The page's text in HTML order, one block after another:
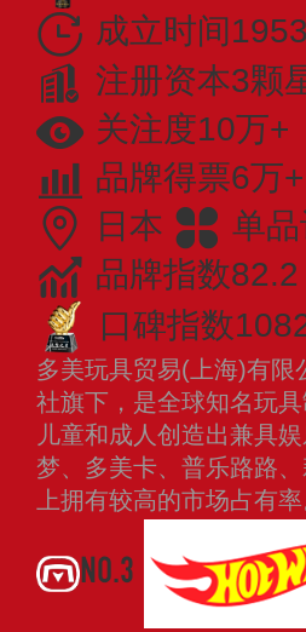
成立时间
注册资本3颗
关注度10万+
品牌得票6万+
日本
单
品牌指数82.2
口碑指数
多美玩具贸易(上海)有限
社旗下，是全球知名玩
儿童和成人创造出兼具
梦、多美卡、普乐路路
上拥有较高的市场占有率
NO.3